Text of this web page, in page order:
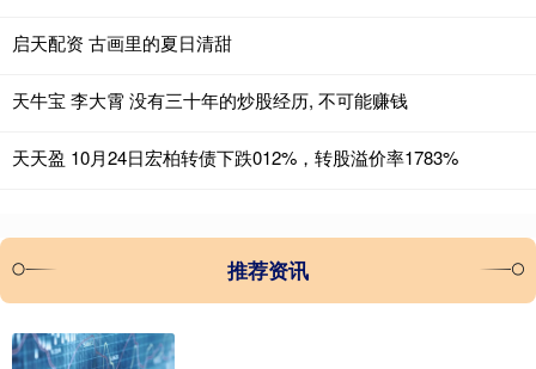
启天配资 古画里的夏日清甜
天牛宝 李大霄 没有三十年的炒股经历, 不可能赚钱
天天盈 10月24日宏柏转债下跌012%，转股溢价率1783%
推荐资讯